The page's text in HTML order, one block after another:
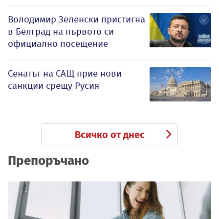
Володимир Зеленски пристигна
в Белград на първото си
официално посещение
Сенатът на САЩ прие нови
санкции срещу Русия
Всичко от днес
Препоръчано